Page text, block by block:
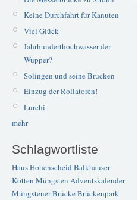
Keine Durchfahrt für Kanuten
Viel Glück
Jahrhunderthochwasser der
Wupper?
Solingen und seine Brücken
Einzug der Rollatoren!
Lurchi
mehr
Schlagwortliste
Haus Hohenscheid Balkhauser
Kotten Müngsten Adventskalender
Müngstener BrückeBrückenpark